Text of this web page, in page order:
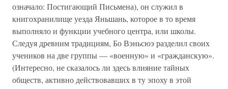
означало: Постигающий Письмена), он служил в
книгохранилище уезда Яньшань, которое в то время
выполняло и функции учебного центра, или школы.
Следуя древним традициям, Бо Вэньсюэ разделил своих
учеников на две группы — «военную» и «гражданскую».
(Интересно, не сказалось ли здесь влияние тайных
обществ, активно действовавших в ту эпоху в этой